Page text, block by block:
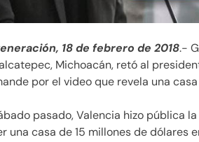
18 de febrero de 2018.-
Michoacán, retó al
por el video que revela una
pasado, Valencia hizo pública
una casa de 15 millones de dólares